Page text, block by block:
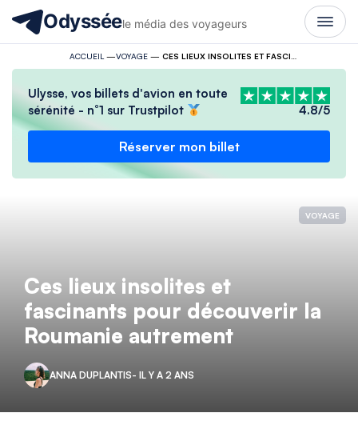
Odysséele média des voyageurs
ACCUEIL —VOYAGE—
Ulysse, vos billets d'avion en toute
sérénité - n°1 sur Trustpilot
4.8/5
Réserver mon billet
VOYAGE
Ces lieux insolites et
fascinants pour découverir la
Roumanie autrement
ANNA DUPLANTIS- IL Y A 2 ANS